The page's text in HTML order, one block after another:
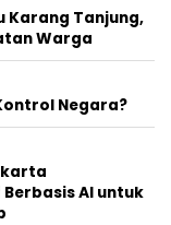
Karang Tanjung,
Warga
Negara?
AI untuk